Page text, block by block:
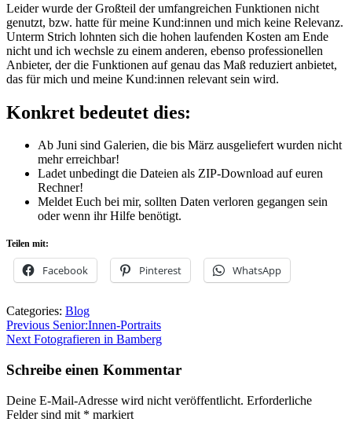
Leider wurde der Großteil der umfangreichen Funktionen nicht
genutzt, bzw. hatte für meine Kund:innen und mich keine Relevanz.
Unterm Strich lohnten sich die hohen laufenden Kosten am Ende
nicht und ich wechsle zu einem anderen, ebenso professionellen
Anbieter, der die Funktionen auf genau das Maß reduziert anbietet,
das für mich und meine Kund:innen relevant sein wird.
Konkret bedeutet dies:
Ab Juni sind Galerien, die bis März ausgeliefert wurden nicht
mehr erreichbar!
Ladet unbedingt die Dateien als ZIP-Download auf euren
Rechner!
Meldet Euch bei mir, sollten Daten verloren gegangen sein
oder wenn ihr Hilfe benötigt.
Teilen mit:
Facebook Pinterest WhatsApp
Categories: Blog
Beitragsnavigation
Previous Previous
post:
Senior:Innen-Portraits
Next Next
Fotografieren in Bamberg
Schreibe einen Kommentar
Deine E-Mail-Adresse wird nicht veröffentlicht. Erforderliche
Felder sind mit * markiert